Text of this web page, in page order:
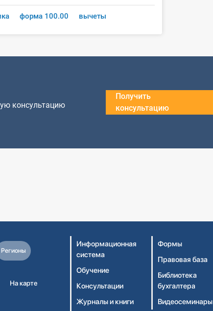
форма 100.00 вычеты
консультацию
Получить
консультацию
Регионы
На карте
Информационная
система
Обучение
Консультации
Журналы и книги
Формы
Правовая база
Библиотека
бухгалтера
Видеосеминары